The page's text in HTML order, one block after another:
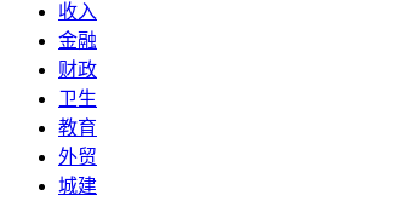
收入
金融
财政
卫生
教育
外贸
城建